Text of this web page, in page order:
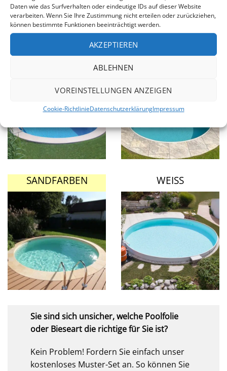
Daten wie das Surfverhalten oder eindeutige IDs auf dieser Website
verarbeiten. Wenn Sie Ihre Zustimmung nicht erteilen oder zurückziehen,
können bestimmte Funktionen beeinträchtigt werden.
AKZEPTIEREN
ABLEHNEN
VOREINSTELLUNGEN ANZEIGEN
Cookie-RichtlinieDatenschutzerklärungImpressum
problemlose Montage gewährleistet ist.
Die Wasserfarbe im Pool
SANDFARBEN WEISS
Sie sind sich unsicher, welche Poolfolie
oder Bieseart die richtige für Sie ist?
Kein Problem! Fordern Sie einfach unser
kostenloses Muster-Set an. So können Sie